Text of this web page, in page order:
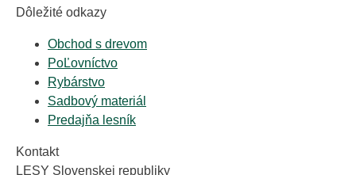
Dôležité odkazy
Obchod s drevom
PoĽovníctvo
Rybárstvo
Sadbový materiál
Predajňa lesník
Kontakt
LESY Slovenskej republiky